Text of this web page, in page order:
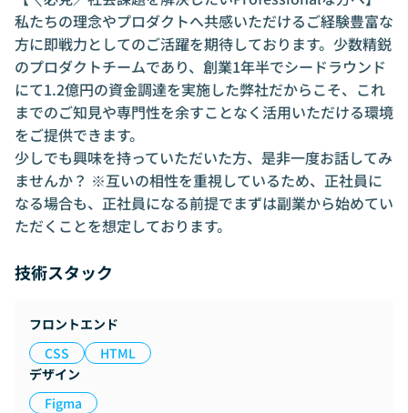
私たちの理念やプロダクトへ共感いただけるご経験豊富な
方に即戦力としてのご活躍を期待しております。少数精鋭
のプロダクトチームであり、創業1年半でシードラウンド
にて1.2億円の資金調達を実施した弊社だからこそ、これ
までのご知見や専門性を余すことなく活用いただける環境
をご提供できます。
少しでも興味を持っていただいた方、是非一度お話してみ
ませんか？ ※互いの相性を重視しているため、正社員に
なる場合も、正社員になる前提でまずは副業から始めてい
ただくことを想定しております。
技術スタック
フロントエンド
CSS
HTML
デザイン
Figma